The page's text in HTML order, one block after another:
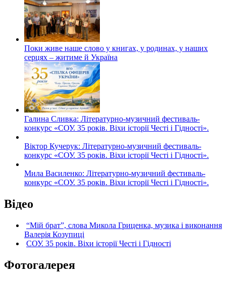
Поки живе наше слово у книгах, у родинах, у наших
серцях – житиме й Україна
Галина Сливка: Літературно-музичний фестиваль-
конкурс «СОУ. 35 років. Віхи історії Честі і Гідності».
Віктор Кучерук: Літературно-музичний фестиваль-
конкурс «СОУ. 35 років. Віхи історії Честі і Гідності».
Мила Василенко: Літературно-музичний фестиваль-
конкурс «СОУ. 35 років. Віхи історії Честі і Гідності».
Відео
“Мій брат”, слова Микола Гриценка, музика і виконання
Валерія Козупиці
СОУ. 35 років. Віхи історії Честі і Гідності
Фотогалерея